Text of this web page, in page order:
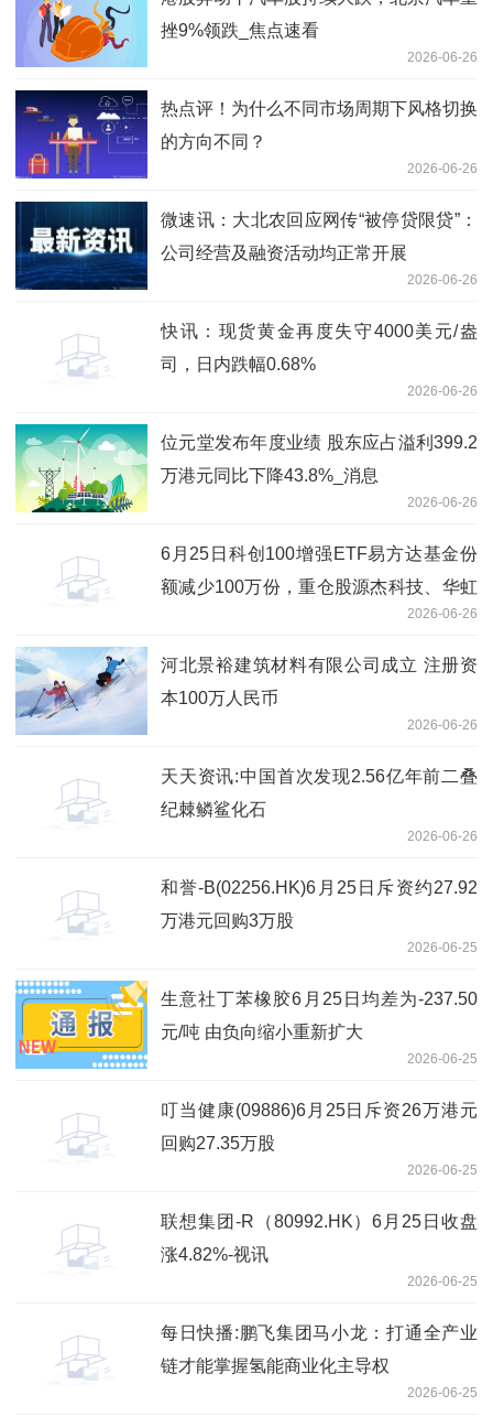
挫9%领跌_焦点速看
2026-06-26
热点评！为什么不同市场周期下风格切换
的方向不同？
2026-06-26
微速讯：大北农回应网传“被停贷限贷”：
公司经营及融资活动均正常开展
2026-06-26
快讯：现货黄金再度失守4000美元/盎
司，日内跌幅0.68%
2026-06-26
位元堂发布年度业绩 股东应占溢利399.2
万港元同比下降43.8%_消息
2026-06-26
6月25日科创100增强ETF易方达基金份
额减少100万份，重仓股源杰科技、华虹
2026-06-26
河北景裕建筑材料有限公司成立 注册资
本100万人民币
2026-06-26
天天资讯:中国首次发现2.56亿年前二叠
纪棘鳞鲨化石
2026-06-26
和誉-B(02256.HK)6月25日斥资约27.92
万港元回购3万股
2026-06-25
生意社丁苯橡胶6月25日均差为-237.50
元/吨 由负向缩小重新扩大
2026-06-25
叮当健康(09886)6月25日斥资26万港元
回购27.35万股
2026-06-25
联想集团-R（80992.HK）6月25日收盘
涨4.82%-视讯
2026-06-25
每日快播:鹏飞集团马小龙：打通全产业
链才能掌握氢能商业化主导权
2026-06-25